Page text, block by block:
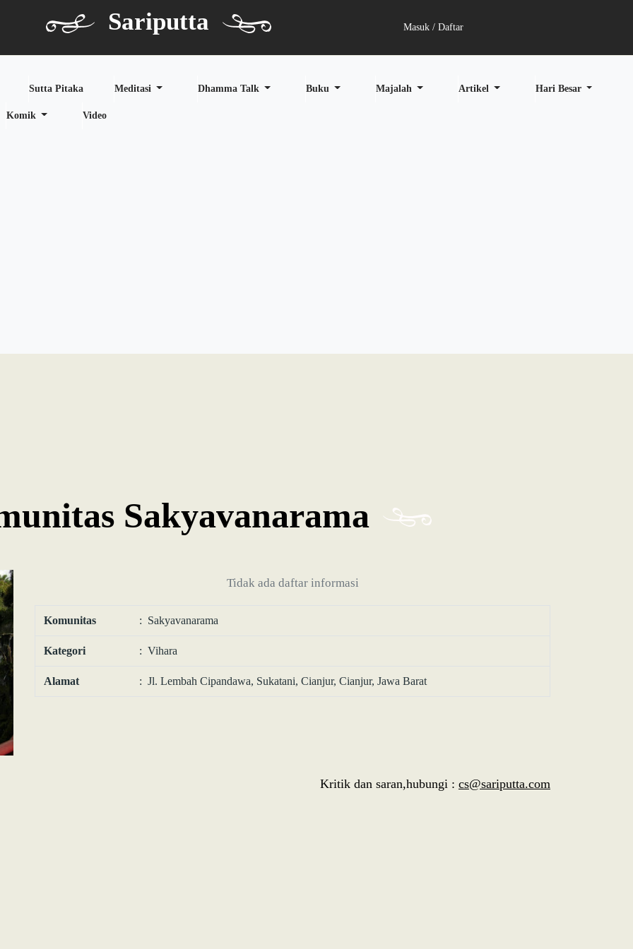
Sariputta Masuk / Daftar
Sutta Pitaka Meditasi Dhamma Talk Buku Majalah Artikel Hari Besar
Komik Video
Sakyavanarama
Tidak ada daftar informasi
Komunitas : Sakyavanarama
Kategori : Vihara
Alamat : Jl. Lembah Cipandawa, Sukatani, Cianjur, Cianjur, Jawa Barat
Kritik dan saran,hubungi : cs@sariputta.com